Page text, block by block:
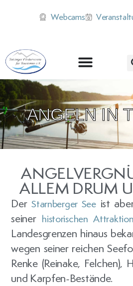
Webcams
ANGELN IN
ALLEM DRUM
DerStarnberger Seeist
seiner historischen
Landesgrenzen hinaus
wegen seiner reichen
Renke (Reinake, Felchen),
und Karpfen-Bestände.